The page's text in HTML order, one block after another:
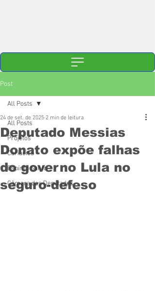
Post
All Posts
Projetos
Cariacica
Espírito Santo
Câmara dos Deputados
All Posts
Deputado Messias
Donato expõe falhas
do governo Lula no
seguro-defeso
24 de set. de 2025 2 min de leitura